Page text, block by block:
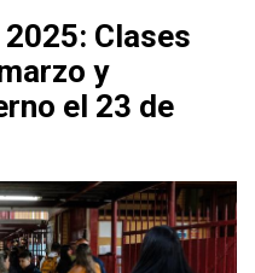
Clases
y
el 23 de